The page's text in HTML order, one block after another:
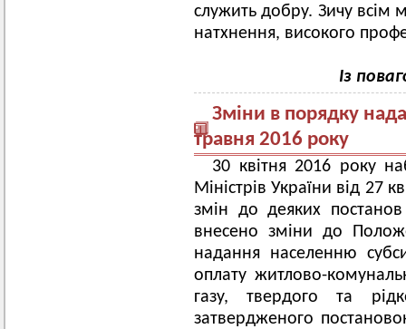
служить добру. Зичу всім
натхнення, високого
Із
Зміни в порядку
травня 2016 року
30 квітня 2016 року
Міністрів України від 27
змін до деяких постанов
внесено зміни до
надання населенню
оплату житлово-
газу, твердого та
затвердженого